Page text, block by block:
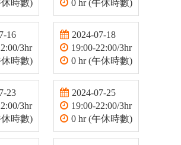
時數)
0 hr (午休時數)
16
3hr
時數)
2024-07-18
19:00-22:00/3hr
0 hr (午休時數)
23
3hr
時數)
2024-07-25
19:00-22:00/3hr
0 hr (午休時數)